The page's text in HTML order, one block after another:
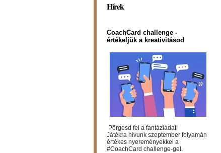
Hírek
CoachCard challenge -
értékeljük a kreativitásod
Pörgesd fel a fantáziádat!
Játékra hívunk szeptember folyamán
értékes nyereményekkel a
#CoachCard challenge-gel.